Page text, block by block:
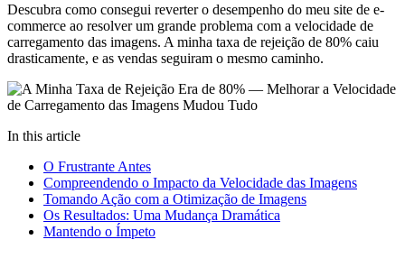
Descubra como consegui reverter o desempenho do meu site de e-
commerce ao resolver um grande problema com a velocidade de
carregamento das imagens. A minha taxa de rejeição de 80% caiu
drasticamente, e as vendas seguiram o mesmo caminho.
In this article
O Frustrante Antes
Compreendendo o Impacto da Velocidade das Imagens
Tomando Ação com a Otimização de Imagens
Os Resultados: Uma Mudança Dramática
Mantendo o Ímpeto